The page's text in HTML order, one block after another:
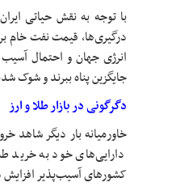
با توجه به نقش حیاتی
درگیری‌ها، قیمت نفت خام
جایگزین پناه ببرند و شوک
دگرگونی در بازار طلا و ارز
خاورمیانه بار دیگر شاهد
دارایی‌های خود به خرید
کشورهای آسیب‌پذیر